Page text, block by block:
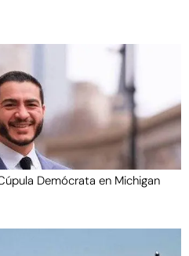
Demócrata en Michigan